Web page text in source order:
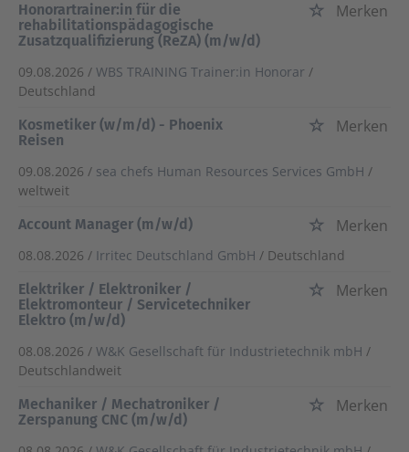
Honorartrainer:in für die
rehabilitationspädagogische
Zusatzqualifizierung (ReZA) (m/w/d)
Merken
09.08.2026 / WBS TRAINING Trainer:in Honorar /
Deutschland
Kosmetiker (w/m/d) - Phoenix
Reisen
Merken
09.08.2026 / sea chefs Human Resources Services GmbH /
weltweit
Account Manager (m/w/d)
Merken
08.08.2026 / Irritec Deutschland GmbH / Deutschland
Elektriker / Elektroniker /
Elektromonteur / Servicetechniker
Elektro (m/w/d)
Merken
08.08.2026 / W&K Gesellschaft für Industrietechnik mbH /
Deutschlandweit
Mechaniker / Mechatroniker /
Zerspanung CNC (m/w/d)
Merken